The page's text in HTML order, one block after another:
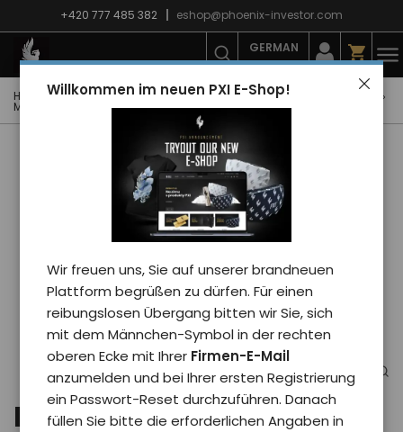
Willkommen im neuen PXI E-Shop!
Wir freuen uns, Sie auf unserer brandneuen
Plattform begrüßen zu dürfen. Für einen
reibungslosen Übergang bitten wir Sie, sich
mit dem Männchen-Symbol in der rechten
oberen Ecke mit Ihrer Firmen-E-Mail
anzumelden und bei Ihrer ersten Registrierung
ein Passwort-Reset durchzuführen. Danach
füllen Sie bitte die erforderlichen Angaben in
+420 777 485 382 eshop@phoenix-investor.com
GERMAN
Hauptseite E-shop PXI-Winterkollektion
Krawatten und Mützen
Mütze Phoenix dicker uni/schwarz
Mütze Phoenix dicker